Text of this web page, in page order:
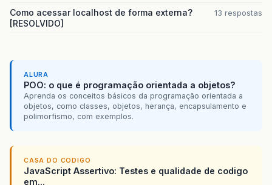
Como acessar localhost de forma externa?
[RESOLVIDO]
13 respostas
ALURA
POO: o que é programação orientada a objetos?
Aprenda os conceitos básicos da programação orientada a
objetos, como classes, objetos, herança, encapsulamento e
polimorfismo, com exemplos.
CASA DO CODIGO
JavaScript Assertivo: Testes e qualidade de codigo
em...